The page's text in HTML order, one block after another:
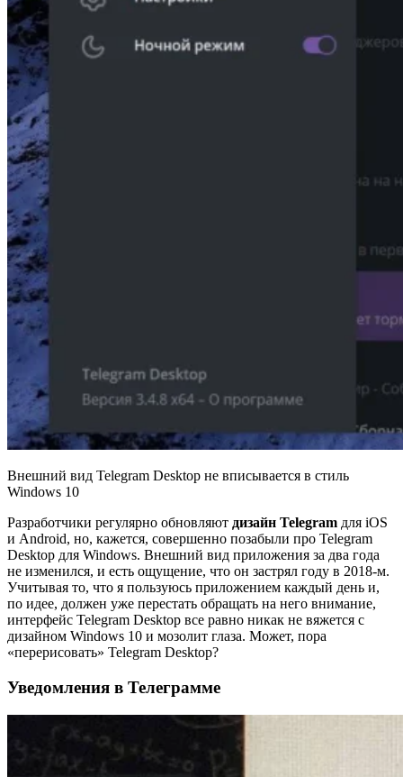
Внешний вид Telegram Desktop не вписывается в стиль
Windows 10
Разработчики регулярно обновляют дизайн Telegram для iOS
и Android, но, кажется, совершенно позабыли про Telegram
Desktop для Windows. Внешний вид приложения за два года
не изменился, и есть ощущение, что он застрял году в 2018-м.
Учитывая то, что я пользуюсь приложением каждый день и,
по идее, должен уже перестать обращать на него внимание,
интерфейс Telegram Desktop все равно никак не вяжется с
дизайном Windows 10 и мозолит глаза. Может, пора
«перерисовать» Telegram Desktop?
Уведомления в Телеграмме